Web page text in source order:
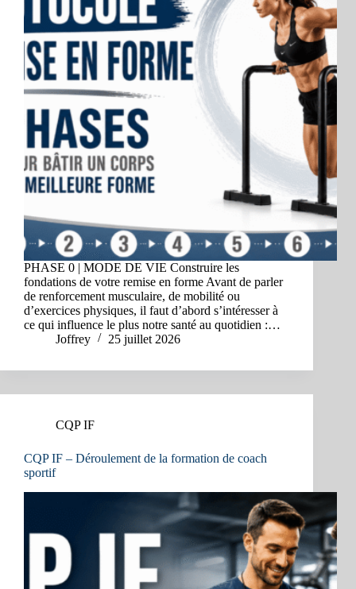
PHASE 0 | MODE DE VIE Construire les
fondations de votre remise en forme Avant de parler
de renforcement musculaire, de mobilité ou
d’exercices physiques, il faut d’abord s’intéresser à
ce qui influence le plus notre santé au quotidien :…
Joffrey
25 juillet 2026
CQP IF
CQP IF – Déroulement de la formation de coach
sportif